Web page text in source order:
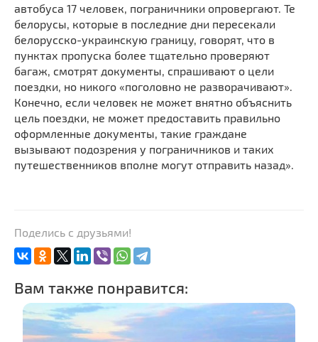
автобуса 17 человек, пограничники опровергают. Те
белорусы, которые в последние дни пересекали
белорусско-украинскую границу, говорят, что в
пунктах пропуска более тщательно проверяют
багаж, смотрят документы, спрашивают о цели
поездки, но никого «поголовно не разворачивают».
Конечно, если человек не может внятно объяснить
цель поездки, не может предоставить правильно
оформленные документы, такие граждане
вызывают подозрения у пограничников и таких
путешественников вполне могут отправить назад».
Поделись с друзьями!
Вам также понравится: